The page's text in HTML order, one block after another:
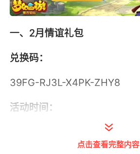
一、 2月情谊礼包
兑换码：
39FG-RJ3L-X4PK-ZHY8
活动时间：
2016年2月1日-2016年2月29日
点击查看完整内容